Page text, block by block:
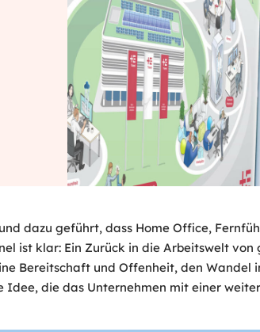
dazu geführt, dass Home Office,
ist klar: Ein Zurück in die Arbeitswelt
Bereitschaft und Offenheit, den
die das Unternehmen mit einer